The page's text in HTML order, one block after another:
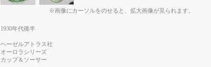
※画像にカーソルをのせると、拡大画像が見られます。
1930年代後半
ヘーゼルアトラス社
オーロラシリーズ
カップ＆ソーサー